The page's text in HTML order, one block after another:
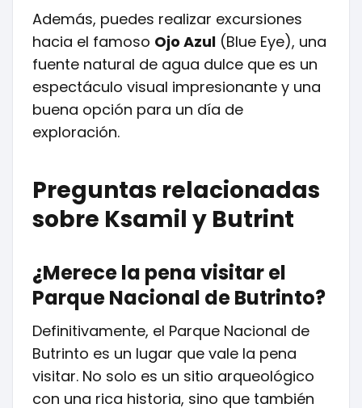
Además, puedes realizar excursiones
hacia el famoso Ojo Azul (Blue Eye), una
fuente natural de agua dulce que es un
espectáculo visual impresionante y una
buena opción para un día de
exploración.
Preguntas relacionadas
sobre Ksamil y Butrint
¿Merece la pena visitar el
Parque Nacional de Butrinto?
Definitivamente, el Parque Nacional de
Butrinto es un lugar que vale la pena
visitar. No solo es un sitio arqueológico
con una rica historia, sino que también